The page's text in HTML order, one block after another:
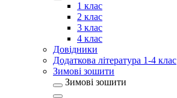
1 клас
2 клас
3 клас
4 клас
Довідники
Додаткова література 1-4 клас
Зимові зошити
Зимові зошити